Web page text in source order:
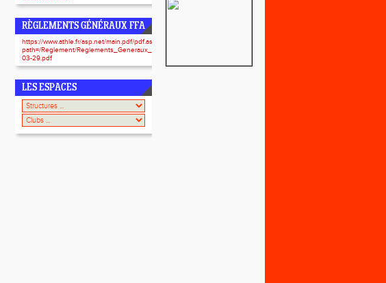
RÈGLEMENTS GÉNÉRAUX FFA
https://www.athle.fr/asp.net/main.pdf/pdf.aspx?
path=/Reglement/Reglements_Generaux_2024-
03-29.pdf
LES ESPACES